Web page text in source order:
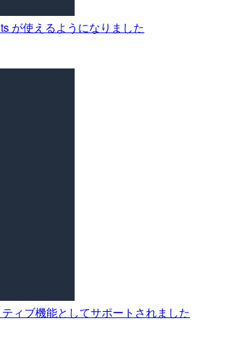
が使えるようになりました
ィブ機能としてサポートされました